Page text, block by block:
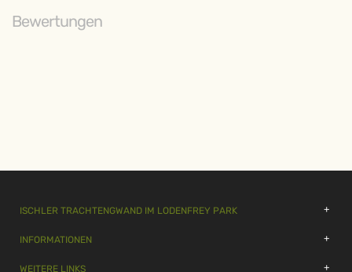
Bewertungen
ISCHLER TRACHTENGWAND IM LODENFREY PARK
INFORMATIONEN
WEITERE LINKS